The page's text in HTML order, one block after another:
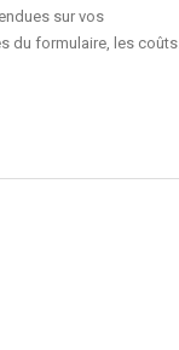
sur vos
du formulaire, les coûts